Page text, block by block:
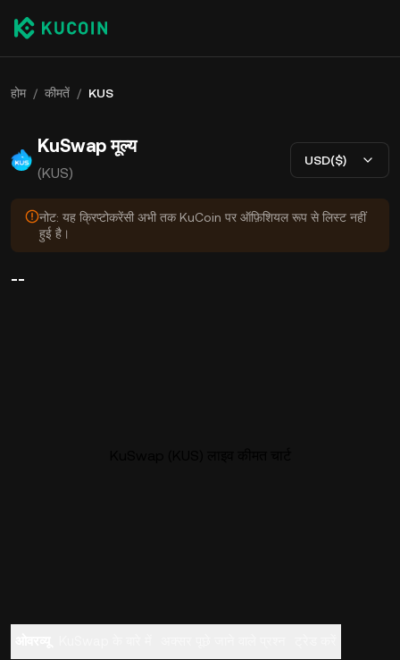
होम / कीमतें / KUS
KuSwap मूल्य
(KUS)
USD($)
नोट: यह क्रिप्टोकरेंसी अभी तक KuCoin पर ऑफ़िशियल रूप से लिस्ट नहीं
हुई है।
--